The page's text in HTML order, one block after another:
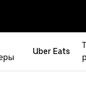
Uber Eats